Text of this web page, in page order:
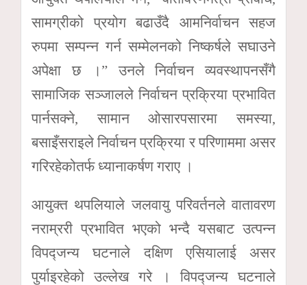
सामग्रीको प्रयोग बढाउँदै आमनिर्वाचन सहज
रुपमा सम्पन्न गर्न सम्मेलनको निष्कर्षले सघाउने
अपेक्षा छ ।” उनले निर्वाचन व्यवस्थापनसँगै
सामाजिक सञ्जालले निर्वाचन प्रक्रिया प्रभावित
पार्नसक्ने, सामान ओसारपसारमा समस्या,
बसाइँसराइले निर्वाचन प्रक्रिया र परिणाममा असर
गरिरहेकोतर्फ ध्यानाकर्षण गराए ।
आयुक्त थपलियाले जलवायु परिवर्तनले वातावरण
नराम्ररी प्रभावित भएको भन्दै यसबाट उत्पन्न
विपद्जन्य घटनाले दक्षिण एसियालाई असर
पुर्याइरहेको उल्लेख गरे । विपद्जन्य घटनाले